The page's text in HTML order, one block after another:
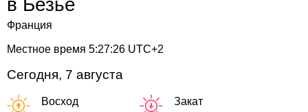
в Безье
Франция
Местное время 5:27:27 UTC+2
Сегодня, 7 августа
Восход Закат